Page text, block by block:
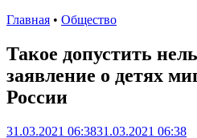
Главная • Общество
Такое допустить
заявление о детях
России
31.03.2021 06:3831.03.2021 06:38